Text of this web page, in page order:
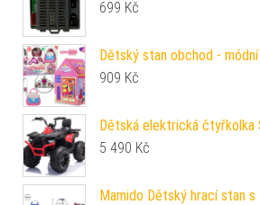
699 Kč
Dětský stan obchod -
909 Kč
Dětská elektrická čtyřkolka
5 490 Kč
Mamido Dětský hrací stan